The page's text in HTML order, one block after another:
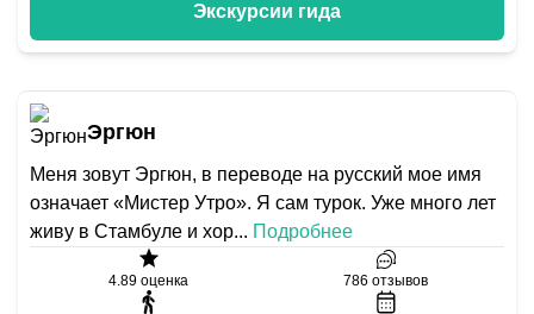
Экскурсии гида
Эргюн
Меня зовут Эргюн, в переводе на русский мое имя
означает «Мистер Утро». Я сам турок. Уже много лет
живу в Стамбуле и хор... Подробнее
4.89 оценка 786 отзывов